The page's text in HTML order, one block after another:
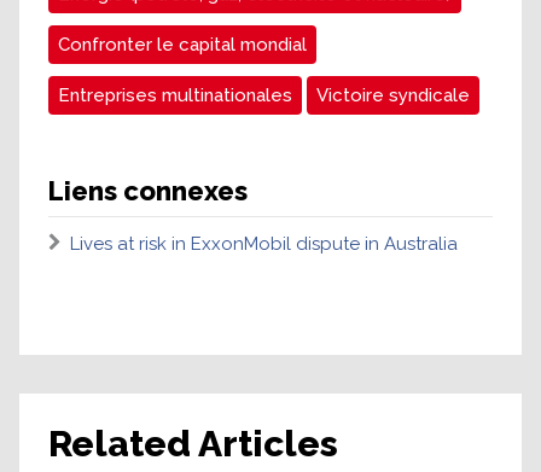
Confronter le capital mondial
Entreprises multinationales Victoire syndicale
Liens connexes
Lives at risk in ExxonMobil dispute in Australia
Related Articles